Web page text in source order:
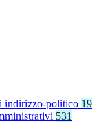
indirizzo-politico 19
531